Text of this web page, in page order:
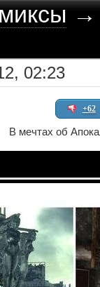
02:23
+62
В мечтах об